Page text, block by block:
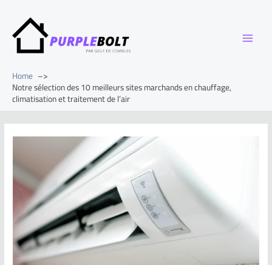
Home
Notre sélection des 10 meilleurs sites marchands en chauffage,
climatisation et traitement de l’air